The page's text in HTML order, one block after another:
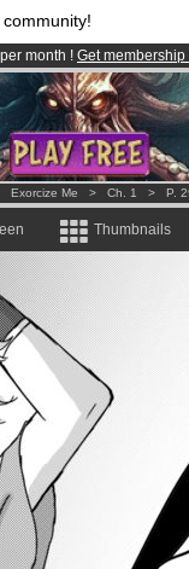
per month ! Get membership
& mangas!.
Exorcize Me > Ch. 1 > P.
Thumbnails